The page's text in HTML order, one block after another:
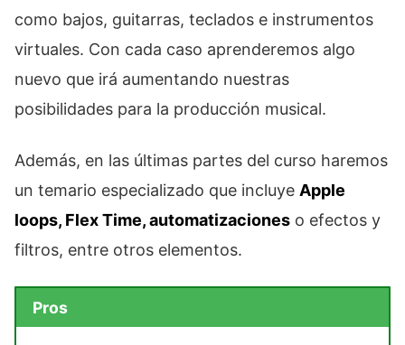
como bajos, guitarras, teclados e instrumentos
virtuales. Con cada caso aprenderemos algo
nuevo que irá aumentando nuestras
posibilidades para la producción musical.
Además, en las últimas partes del curso haremos
un temario especializado que incluye Apple
loops, Flex Time, automatizaciones o efectos y
filtros, entre otros elementos.
Pros